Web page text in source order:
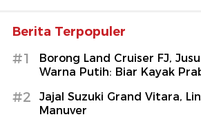
Berita Terpopuler
#1
Borong Land Cruiser FJ,
Warna Putih: Biar Kayak
#2
Jajal Suzuki Grand Vitara,
Manuver